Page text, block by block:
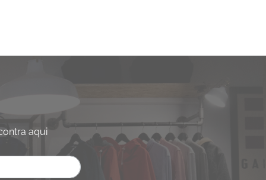
aqui